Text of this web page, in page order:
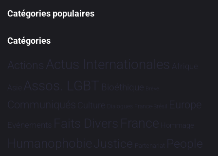
Catégories populaires
Catégories
Actions Actus Internationales Afrique
Asie Assos. LGBT Bioéthique Brève
Communiqués Culture Dialogues France-Brésil Europe
Evénements Faits Divers France Hommage
HumanophobieJustice Partenariat People